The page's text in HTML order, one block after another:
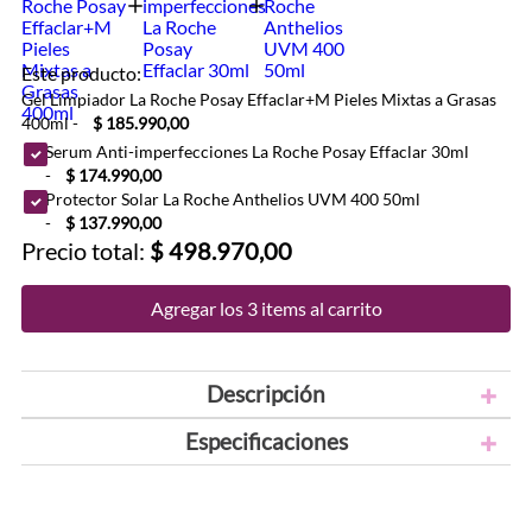
Este producto:
Gel Limpiador La Roche Posay Effaclar+M Pieles Mixtas a Grasas
400ml-
$ 185.990,00
Serum Anti-imperfecciones La Roche Posay Effaclar 30ml
-
$ 174.990,00
Protector Solar La Roche Anthelios UVM 400 50ml
-
$ 137.990,00
Precio total: $ 498.970,00
Agregar los 3 items al carrito
Descripción
Especificaciones